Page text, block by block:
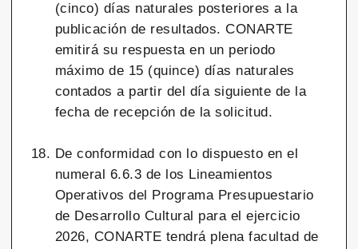
(cinco) días naturales posteriores a la
publicación de resultados. CONARTE
emitirá su respuesta en un periodo
máximo de 15 (quince) días naturales
contados a partir del día siguiente de la
fecha de recepción de la solicitud.
De conformidad con lo dispuesto en el
numeral 6.6.3 de los Lineamientos
Operativos del Programa Presupuestario
de Desarrollo Cultural para el ejercicio
2026, CONARTE tendrá plena facultad de